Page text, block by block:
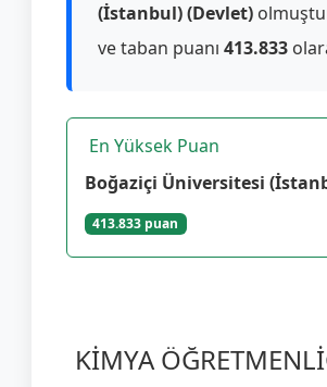
(İstanbul) (Devlet)
ve taban puanı 413.833
En Yüksek Puan
Boğaziçi Üniversitesi
413.833 puan
KİMYA